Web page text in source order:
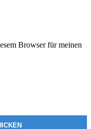
Browser für meinen